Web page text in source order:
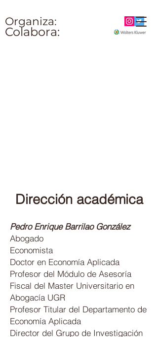
Organiza:
Colabora:
Direcciónacadémica
Pedro Enrique Barrilao González
Abogado
Economista
Doctor en Economía Aplicada
Profesor del Módulo de Asesoría
Fiscal del Master Universitario en
Abogacía UGR
Profesor Titular del Departamento de
Economía Aplicada
Director del Grupo de Investigación